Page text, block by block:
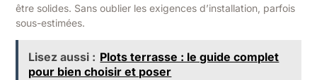
être solides. Sans oublier les exigences d’installation, parfois
sous-estimées.
Lisez aussi : Plots terrasse : le guide complet
pour bien choisir et poser